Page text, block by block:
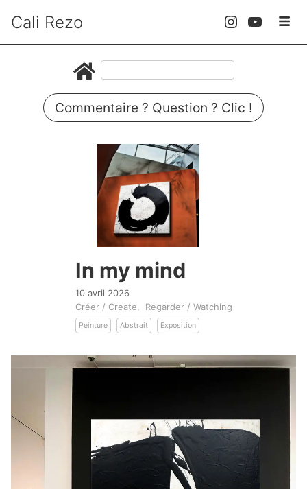
Cali Rezo
Commentaire ? Question ? Clic !
In my mind
10 avril 2026
Créer / Create Regarder / Watching
Peinture Abstrait Exposition